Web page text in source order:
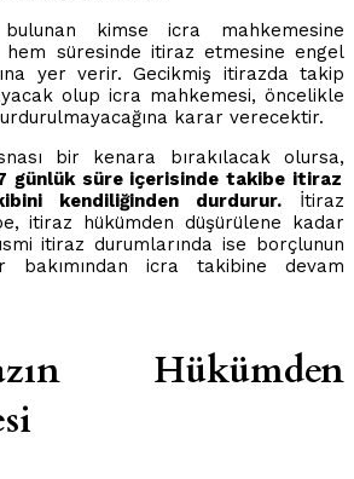
kimse icra mahkemesine
hem süresinde itiraz etmesine engel
yer verir. Gecikmiş itirazda takip
olup icra mahkemesi, öncelikle
karar verecektir.
bir kenara bırakılacak olursa,
günlük süre içerisinde takibe itiraz
kendiliğinden durdurur. İtiraz
itiraz hükümden düşürülene kadar
itiraz durumlarında ise borçlunun
bakımından icra takibine devam
Hükümden